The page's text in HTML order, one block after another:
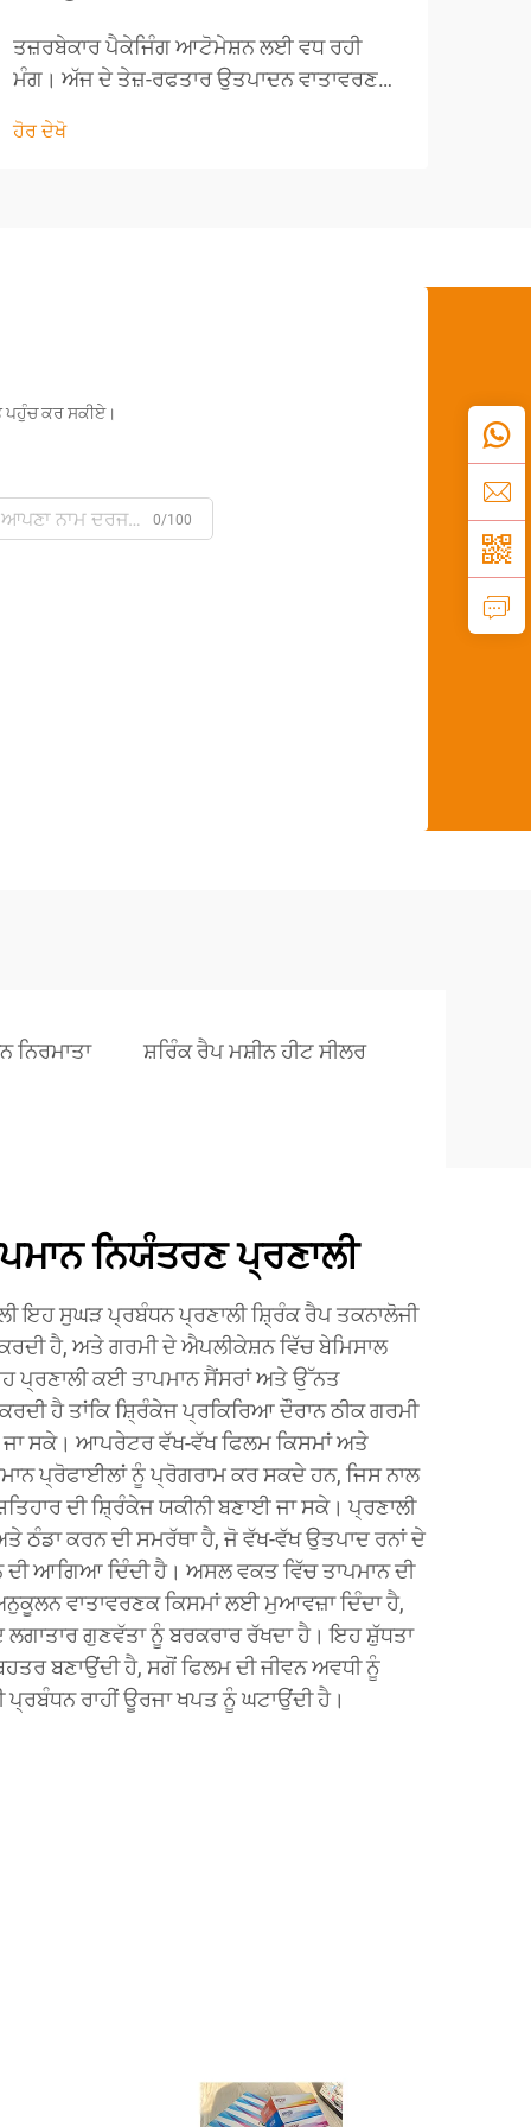
ਤਜ਼ਰਬੇਕਾਰ ਪੈਕੇਜਿੰਗ ਆਟੋਮੇਸ਼ਨ ਲਈ ਵਧ ਰਹੀ
ਮੰਗ। ਅੱਜ ਦੇ ਤੇਜ਼-ਰਫਤਾਰ ਉਤਪਾਦਨ ਵਾਤਾਵਰਣ
ਕੋਸ਼ਿਸ਼ ਕਰ ਰਹੀਆਂ ਕੰਪਨੀਆਂ ਲਈ ਖਿਤਿਜੀ
ਹੋਰ ਦੇਖੋ
ਪਹੁੰਚ ਕਰ ਸਕੀਏ।
0/100
ਨਿਰਮਾਤਾ ਸ਼ਰਿੰਕ ਰੈਪ ਮਸ਼ੀਨ ਹੀਟ ਸੀਲਰ
ਨਿਯੰਤਰਣ ਪ੍ਰਣਾਲੀ
ਇਹ ਸੁਘੜ ਪ੍ਰਬੰਧਨ ਪ੍ਰਣਾਲੀ ਸ਼੍ਰਿੰਕ ਰੈਪ ਤਕਨਾਲੋਜੀ
ਹੈ, ਅਤੇ ਗਰਮੀ ਦੇ ਐਪਲੀਕੇਸ਼ਨ ਵਿੱਚ ਬੇਮਿਸਾਲ
ਪ੍ਰਣਾਲੀ ਕਈ ਤਾਪਮਾਨ ਸੈਂਸਰਾਂ ਅਤੇ ਉੱਨਤ
ਹੈ ਤਾਂਕਿ ਸ਼੍ਰਿੰਕੇਜ ਪ੍ਰਕਿਰਿਆ ਦੌਰਾਨ ਠੀਕ ਗਰਮੀ
ਸਕੇ। ਆਪਰੇਟਰ ਵੱਖ-ਵੱਖ ਫਿਲਮ ਕਿਸਮਾਂ ਅਤੇ
ਪ੍ਰੋਫਾਈਲਾਂ ਨੂੰ ਪ੍ਰੋਗਰਾਮ ਕਰ ਸਕਦੇ ਹਨ, ਜਿਸ ਨਾਲ
ਦੀ ਸ਼੍ਰਿੰਕੇਜ ਯਕੀਨੀ ਬਣਾਈ ਜਾ ਸਕੇ। ਪ੍ਰਣਾਲੀ
ਠੰਡਾ ਕਰਨ ਦੀ ਸਮਰੱਥਾ ਹੈ, ਜੋ ਵੱਖ-ਵੱਖ ਉਤਪਾਦ ਰਨਾਂ ਦੇ
ਦੀ ਆਗਿਆ ਦਿੰਦੀ ਹੈ। ਅਸਲ ਵਕਤ ਵਿੱਚ ਤਾਪਮਾਨ ਦੀ
ਵਾਤਾਵਰਣਕ ਕਿਸਮਾਂ ਲਈ ਮੁਆਵਜ਼ਾ ਦਿੰਦਾ ਹੈ,
ਗੁਣਵੱਤਾ ਨੂੰ ਬਰਕਰਾਰ ਰੱਖਦਾ ਹੈ। ਇਹ ਸ਼ੁੱਧਤਾ
ਬਣਾਉਂਦੀ ਹੈ, ਸਗੋਂ ਫਿਲਮ ਦੀ ਜੀਵਨ ਅਵਧੀ ਨੂੰ
ਰਾਹੀਂ ਊਰਜਾ ਖਪਤ ਨੂੰ ਘਟਾਉਂਦੀ ਹੈ।